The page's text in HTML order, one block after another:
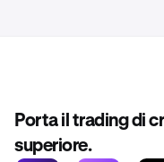
Porta il trading di
superiore.